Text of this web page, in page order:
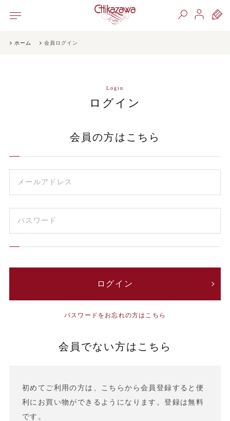
ホーム 会員ログイン
Login
ログイン
会員の方はこちら
パスワードをお忘れの方はこちら
会員でない方はこちら
初めてご利用の方は、こちらから会員登録すると便
利にお買い物ができるようになります。登録は無料
です。